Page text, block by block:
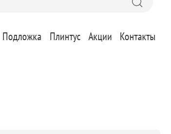
Подложка Плинтус Акции Контакты